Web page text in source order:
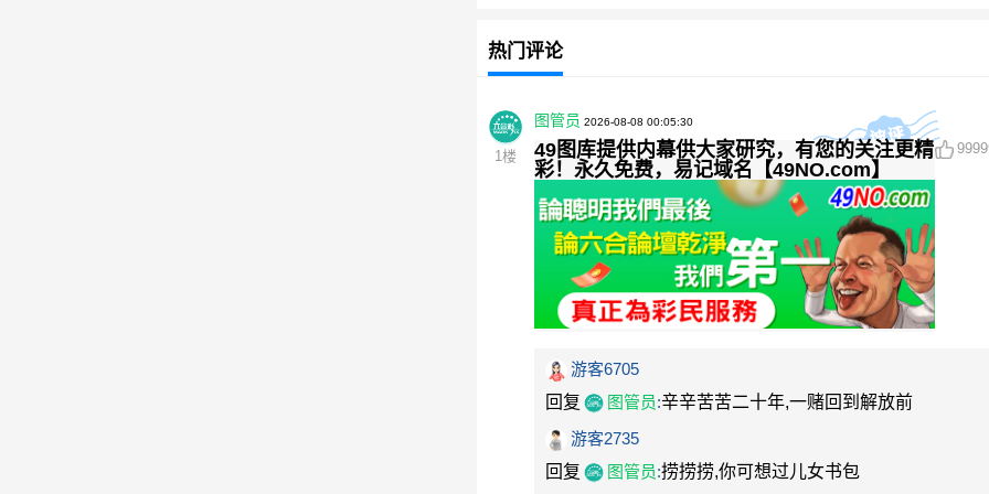
热门评论
1楼
图管员 2026-08-08 00:05:30
49图库提供内幕供大家研究，有您的关注更精
彩！永久免费，易记域名【49NO.com】
游客6705
回复
图管员:辛辛苦苦二十年,一赌回到解放前
游客2735
回复
图管员:捞捞捞,你可想过儿女书包